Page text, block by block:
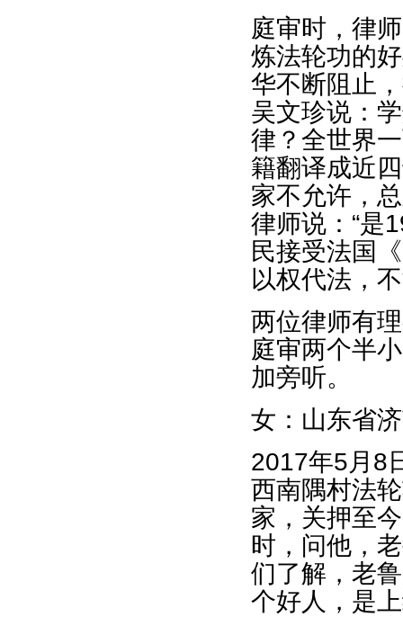
庭审时，律
炼法轮功的
华不断阻止
吴文珍说：
律？全世界
籍翻译成近
家不允许，
律师说：“是
民接受法国
以权代法，
两位律师有
庭审两个半
加旁听。
女：山东省
2017年5月8
西南隅村法
家，关押至
时，问他，
们了解，老
个好人，是